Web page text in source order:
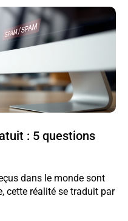
: 5 questions
dans le monde sont
cette réalité se traduit par